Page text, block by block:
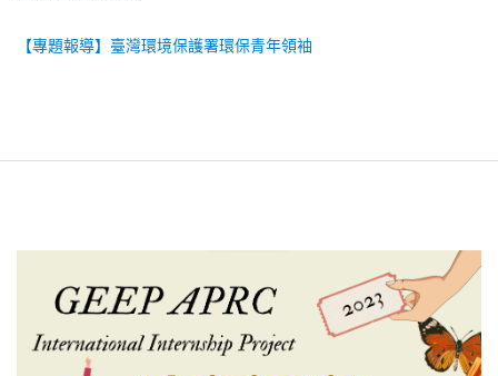
【專題報導】臺灣環境保護署環保青年領袖